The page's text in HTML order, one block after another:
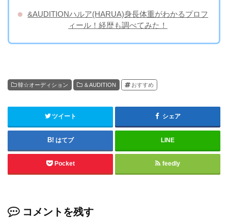
&AUDITIONハルア(HARUA)身長体重がわかるプロフ
ィール！経歴も調べてみた！
韓☆オーディション ＆AUDITION おすすめ
ツイート シェア
はてブ LINE
Pocket feedly
コメントを残す